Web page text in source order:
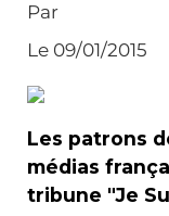
Par
Le 09/01/2015
Les patrons
médias
tribune "Je